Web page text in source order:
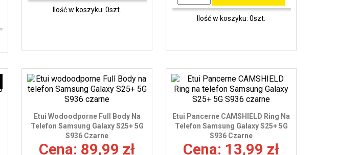
Ilość w koszyku: 0szt.
Ilość w koszyku: 0szt.
Etui Wodoodporne Full Body Na
Telefon Samsung Galaxy S25+ 5G
S936 Czarne
Cena: 89,99 zł
Etui Pancerne CAMSHIELD Ring Na
Telefon Samsung Galaxy S25+ 5G
S936 Czarne
Cena: 13,99 zł